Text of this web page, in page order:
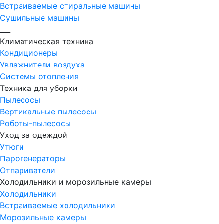
Встраиваемые стиральные машины
Сушильные машины
Климатическая техника
Кондиционеры
Увлажнители воздуха
Системы отопления
Техника для уборки
Пылесосы
Вертикальные пылесосы
Роботы-пылесосы
Уход за одеждой
Утюги
Парогенераторы
Отпариватели
Холодильники и морозильные камеры
Холодильники
Встраиваемые холодильники
Морозильные камеры